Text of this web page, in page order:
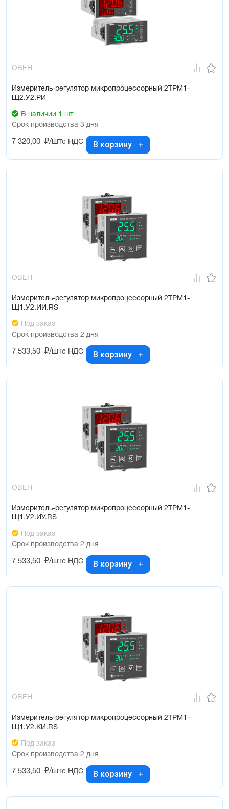
ОВЕН
Измеритель-регулятор микропроцессорный 2ТРМ1-
Щ2.У2.РИ
В наличии 1 шт
Срок производства 3 дня
7 320,00 ₽/штс НДС В корзину
ОВЕН
Измеритель-регулятор микропроцессорный 2ТРМ1-
Щ1.У2.ИИ.RS
Под заказ
Срок производства 2 дня
7 533,50 ₽/штс НДС В корзину
ОВЕН
Измеритель-регулятор микропроцессорный 2ТРМ1-
Щ1.У2.ИУ.RS
Под заказ
Срок производства 2 дня
7 533,50 ₽/штс НДС В корзину
ОВЕН
Измеритель-регулятор микропроцессорный 2ТРМ1-
Щ1.У2.КИ.RS
Под заказ
Срок производства 2 дня
7 533,50 ₽/штс НДС В корзину